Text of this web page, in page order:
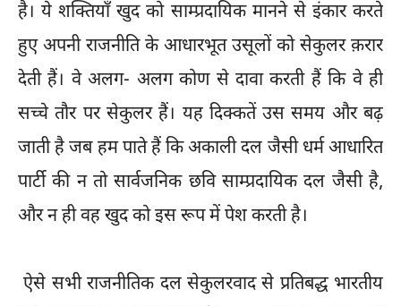
है। ये शक्तियाँ खुद को साम्प्रदायिक मानने से इंकार करते
हुए अपनी राजनीति के आधारभूत उसूलों को सेकुलर क़रार
देती हैं। वे अलग- अलग कोण से दावा करती हैं कि वे ही
सच्चे तौर पर सेकुलर हैं। यह दिक्कतें उस समय और बढ़
जाती है जब हम पाते हैं कि अकाली दल जैसी धर्म आधारित
पार्टी की न तो सार्वजनिक छवि साम्प्रदायिक दल जैसी है,
और न ही वह खुद को इस रूप में पेश करती है।
ऐसे सभी राजनीतिक दल सेकुलरवाद से प्रतिबद्ध भारतीय